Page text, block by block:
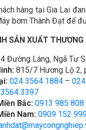
hàng tại Gia Lai
bơm Thành Đạt để
SẢN XUẤT
Đường Láng, Ngã Tư
815/7 Hương Lộ 2,
024 3564 1884 –
3397
Bắc: 0913 985 808
Nam: 0909 152